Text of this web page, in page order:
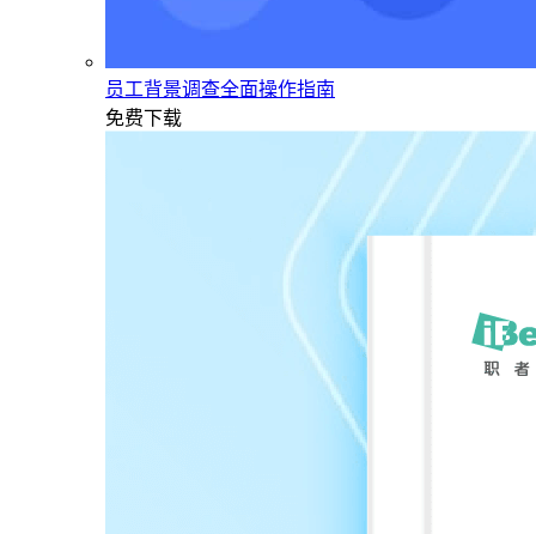
员工背景调查全面操作指南
免费下载